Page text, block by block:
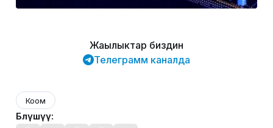
Жаңылыктар биздин
Телеграмм каналда
Коом
Бөлүшүү: